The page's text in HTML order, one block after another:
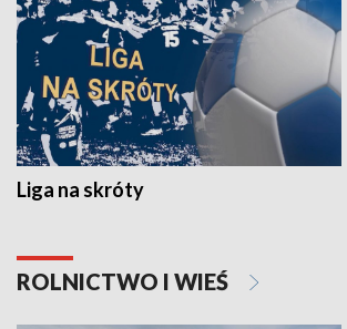
Liga na skróty
ROLNICTWO I WIEŚ